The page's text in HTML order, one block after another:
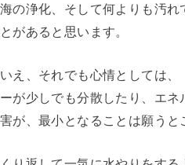
の浄化、そして何よりも汚
があると思います。
え、それでも心情としては、
が少しでも分散したり、エ
が、最小となることは願うと